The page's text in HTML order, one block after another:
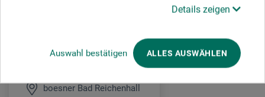
Details zeigen
Auswahl bestätigen ALLES AUSWÄHLEN
boesner Bad Reichenhall